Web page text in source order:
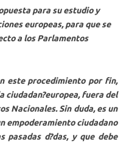
para su estudio y
europeas, para que se
a los Parlamentos
este procedimientopor fin,
ciudadan?europea, fuera del
Nacionales. Sin duda, es un
empoderamiento ciudadano
d?das, y que debe